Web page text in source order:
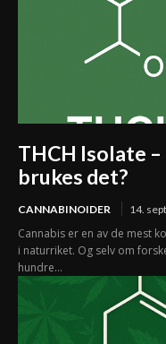
THCH Isolate
brukes det?
CANNABINOIDER 14.
Cannabis er en av de mest
i naturriket. Og selv om
hundre...